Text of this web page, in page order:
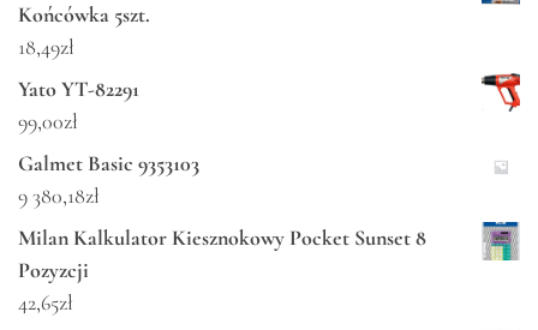
Końcówka 5szt.
18,49zł
Yato YT-82291
99,00zł
Galmet Basic 9353103
9 380,18zł
Milan Kalkulator Kiesznokowy Pocket Sunset 8
Pozyzcji
42,65zł